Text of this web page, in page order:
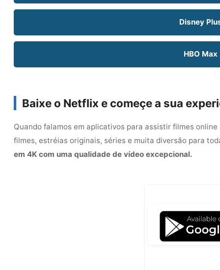
Disney
HBO Max
Baixe o Netflix e começe a sua
Quando falamos em aplicativos para assistir filmes
filmes, estréias originais, séries e muita diversão para
em 4K com uma qualidade de vídeo excepcional.